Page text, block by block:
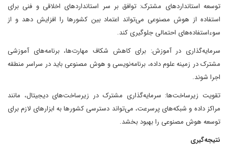
توسعه استانداردهای مشترک: توافق بر سر استانداردهای اخلاقی و فنی برای
استفاده از هوش مصنوعی می‌تواند اعتماد بین کشورها را افزایش دهد و از
سوءاستفاده‌های احتمالی جلوگیری کند.
سرمایه‌گذاری در آموزش: برای کاهش شکاف مهارت‌ها، برنامه‌های آموزشی
مشترک در زمینه علوم داده، برنامه‌نویسی و هوش مصنوعی باید در سراسر منطقه
اجرا شوند.
تقویت زیرساخت‌ها: سرمایه‌گذاری مشترک در زیرساخت‌های دیجیتال، مانند
مراکز داده و شبکه‌های پرسرعت، می‌تواند دسترسی کشورها به ابزارهای لازم برای
توسعه هوش مصنوعی را بهبود بخشد.
نتیجه‌گیری